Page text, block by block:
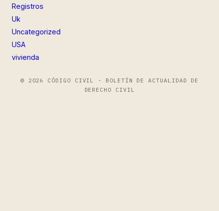
Registros
Uk
Uncategorized
USA
vivienda
© 2026 CÓDIGO CIVIL · BOLETÍN DE ACTUALIDAD DE
DERECHO CIVIL